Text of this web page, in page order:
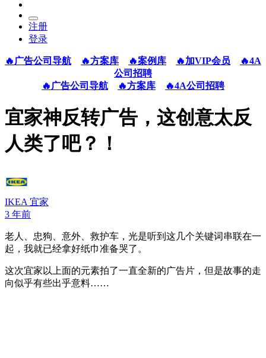
注册
登录
🔥广告公司导航 🔥方案库 🔥案例库 🔥加VIP会员
🔥4A
公司招聘
🔥广告公司导航
🔥方案库 🔥4A公司招聘
宜家神反转广告，这创意太反
人类了吧？！
IKEA 宜家
3 年前
老人、忠狗、意外、救护车，光是听到这几个关键词串联在一
起，我就已经拿好纸巾准备哭了。
这次宜家以上面的元素拍了一直全新的广告片，但是故事的走
向似乎有些出乎意料……